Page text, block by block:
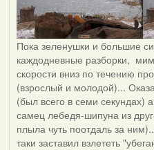
Пока зеленушки и большие
каждодневные разборки,
скорости вниз по течению
(взрослый и молодой)...
(был всего в семи секундах)
самец лебедя-шипуна из
плыла чуть поотдаль за
таки заставил взлететь